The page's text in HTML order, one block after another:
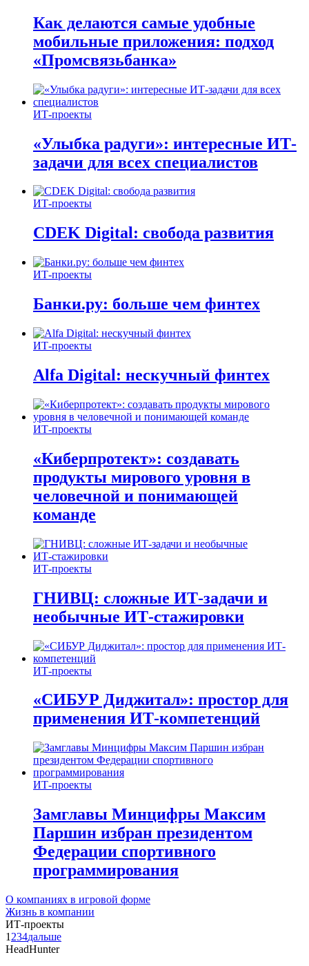
Как делаются самые удобные
мобильные приложения: подход
«Промсвязьбанка»
ИТ-проекты
«Улыбка радуги»: интересные ИТ-
задачи для всех специалистов
ИТ-проекты
CDEK Digital: свобода развития
ИТ-проекты
Банки.ру: больше чем финтех
ИТ-проекты
Alfa Digital: нескучный финтех
ИТ-проекты
«Киберпротект»: создавать
продукты мирового уровня в
человечной и понимающей
команде
ИТ-проекты
ГНИВЦ: сложные ИТ‑задачи и
необычные ИТ‑стажировки
ИТ-проекты
«СИБУР Диджитал»: простор для
применения ИТ-компетенций
ИТ-проекты
Замглавы Минцифры Максим
Паршин избран президентом
Федерации спортивного
программирования
О компаниях в игровой форме
Жизнь в компании
ИТ-проекты
1 234дальше
HeadHunter